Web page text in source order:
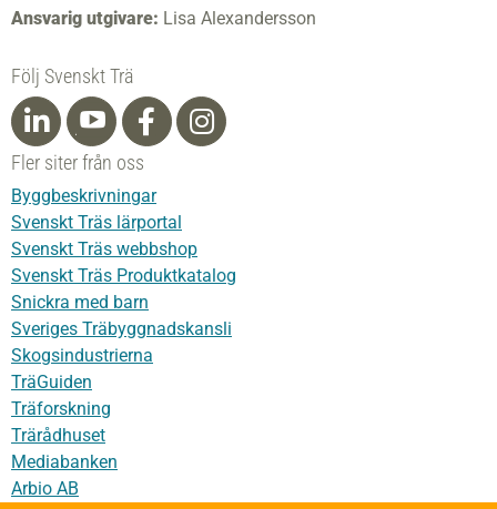
Ansvarig utgivare: Lisa Alexandersson
Följ Svenskt Trä
Fler siter från oss
Byggbeskrivningar
Svenskt Träs lärportal
Svenskt Träs webbshop
Svenskt Träs Produktkatalog
Snickra med barn
Sveriges Träbyggnadskansli
Skogsindustrierna
TräGuiden
Träforskning
Trärådhuset
Mediabanken
Arbio AB